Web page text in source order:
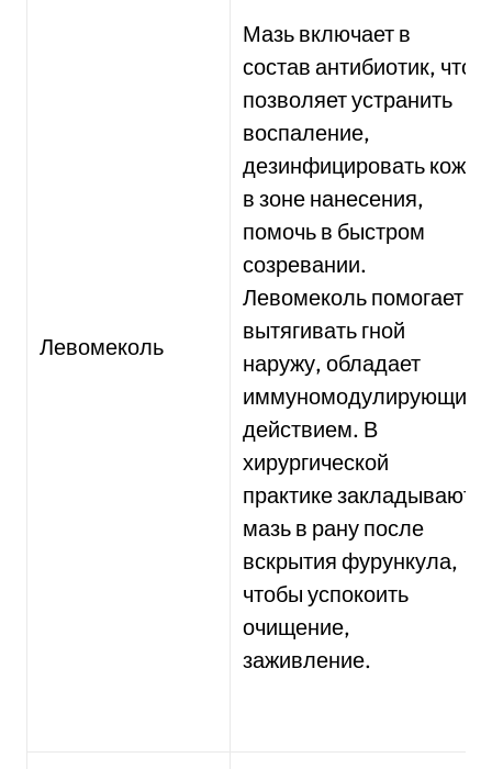
Левомеколь
Мазь включает в
состав антибиотик, что
позволяет устранить
воспаление,
дезинфицировать кожу
в зоне нанесения,
помочь в быстром
созревании.
Левомеколь помогает
вытягивать гной
наружу, обладает
иммуномодулирующим
действием. В
хирургической
практике закладывают
мазь в рану после
вскрытия фурункула,
чтобы успокоить
очищение,
заживление.